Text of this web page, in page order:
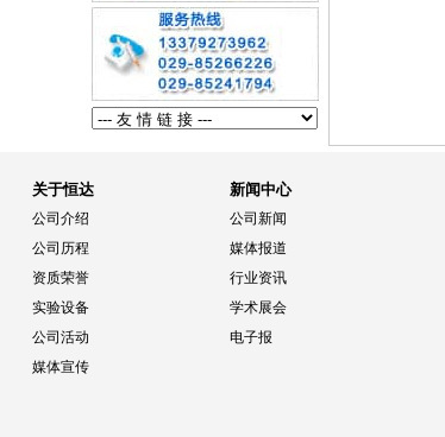
关于恒达 新闻中心
公司介绍 公司新闻
公司历程 媒体报道
资质荣誉
行业资讯
实验设备
学术展会
公司活动
电子报
媒体宣传